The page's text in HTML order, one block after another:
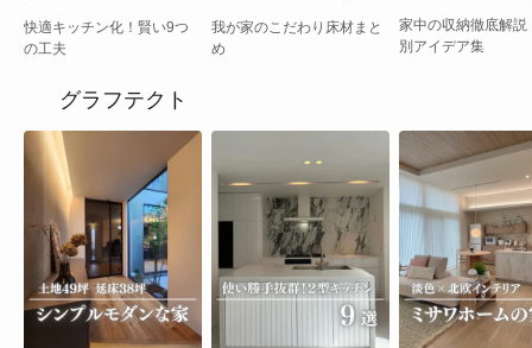
快適キッチン化！賢い9つ
の工夫
我が家のこだわり床材まと
め
家中の収納徹底解説
別アイデア集
グラフテクト